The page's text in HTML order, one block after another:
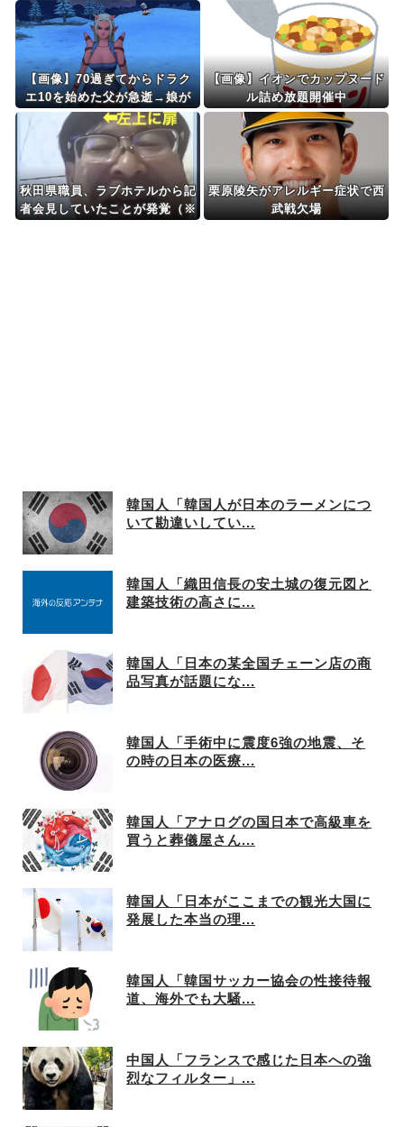
Powered by livedoor 相互RSS
【画像】70過ぎてからドラク
エ10を始めた父が急逝→娘が
活動記録を開示ｗｗｗ
【画像】イオンでカップヌード
ル詰め放題開催中
秋田県職員、ラブホテルから記
者会見していたことが発覚（※
栗原陵矢がアレルギー症状で西
武戦欠場
韓国人「韓国人が日本のラーメンにつ
いて勘違いしてい...
韓国人「織田信長の安土城の復元図と
建築技術の高さに...
韓国人「日本の某全国チェーン店の商
品写真が話題にな...
韓国人「手術中に震度6強の地震、そ
の時の日本の医療...
韓国人「アナログの国日本で高級車を
買うと葬儀屋さん...
韓国人「日本がここまでの観光大国に
発展した本当の理...
韓国人「韓国サッカー協会の性接待報
道、海外でも大騒...
中国人「フランスで感じた日本への強
烈なフィルター」...